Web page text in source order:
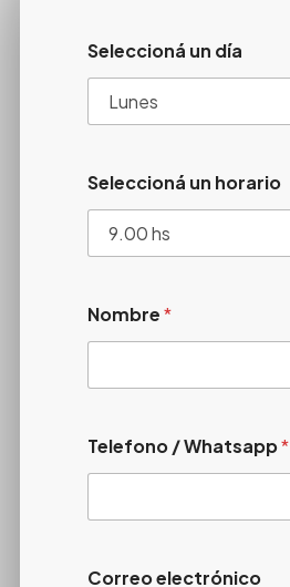
Seleccioná un día
Seleccioná un horario
Nombre*
Telefono / Whatsapp*
Correo electrónico